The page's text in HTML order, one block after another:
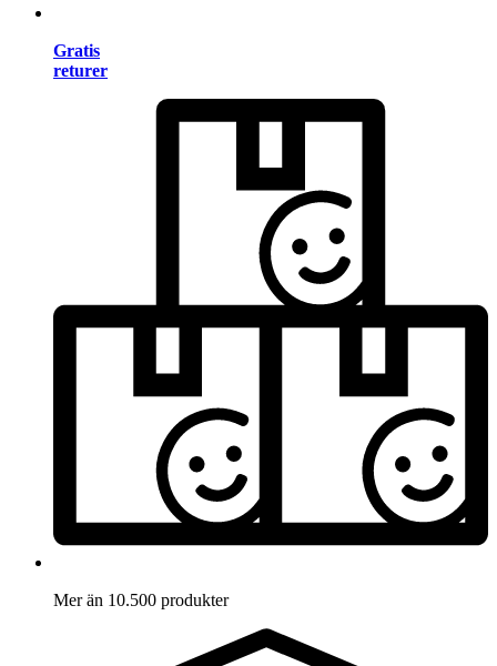
Gratis
returer
Mer än 10.500 produkter